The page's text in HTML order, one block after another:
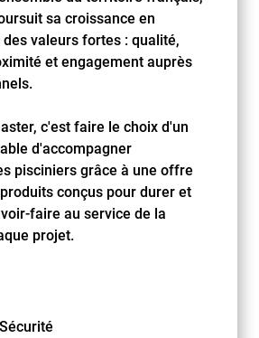
sa croissance en
valeurs fortes : qualité,
et engagement auprès
c'est faire le choix d'un
d'accompagner
pisciniers grâce à une offre
conçus pour durer et
faire au service de la
projet.